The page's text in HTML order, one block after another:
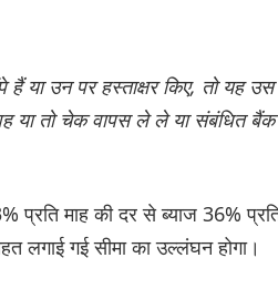
या उन पर हस्ताक्षर किए, तो यह
वह या तो चेक वापस ले ले या संबंधित
प्रति माह की दर से ब्याज 36%
लगाई गई सीमा का उल्लंघन होगा।